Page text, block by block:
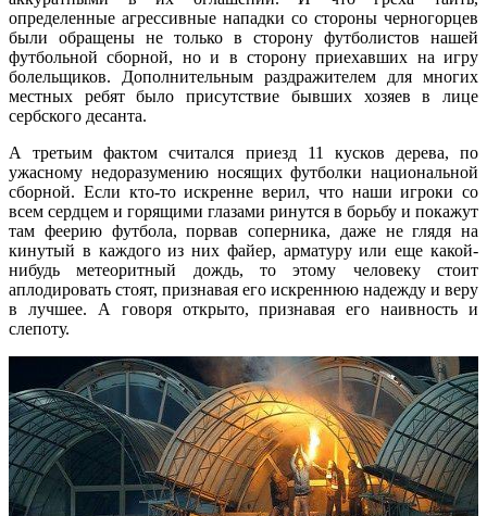
определенные агрессивные нападки со стороны черногорцев
были обращены не только в сторону футболистов нашей
футбольной сборной, но и в сторону приехавших на игру
болельщиков. Дополнительным раздражителем для многих
местных ребят было присутствие бывших хозяев в лице
сербского десанта.
А третьим фактом считался приезд 11 кусков дерева, по
ужасному недоразумению носящих футболки национальной
сборной. Если кто-то искренне верил, что наши игроки со
всем сердцем и горящими глазами ринутся в борьбу и покажут
там феерию футбола, порвав соперника, даже не глядя на
кинутый в каждого из них файер, арматуру или еще какой-
нибудь метеоритный дождь, то этому человеку стоит
аплодировать стоят, признавая его искреннюю надежду и веру
в лучшее. А говоря открыто, признавая его наивность и
слепоту.